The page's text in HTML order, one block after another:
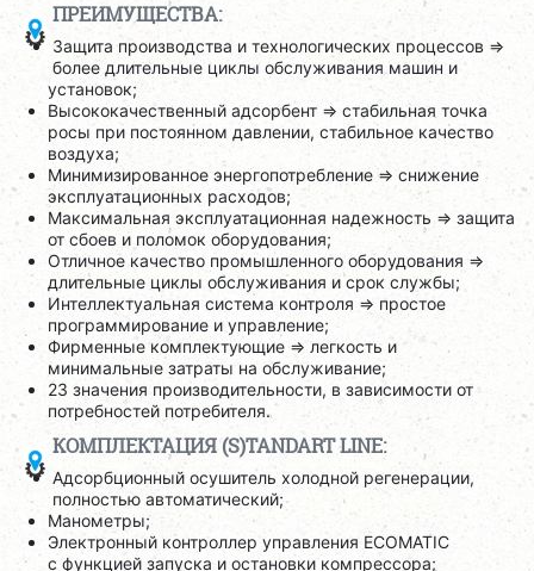
ПРЕИМУЩЕСТВА:
Защита производства и технологических процессов =>
более длительные циклы обслуживания машин и
установок;
Высококачественный адсорбент => стабильная точка
росы при постоянном давлении, стабильное качество
воздуха;
Минимизированное энергопотребление => снижение
эксплуатационных расходов;
Максимальная эксплуатационная надежность => защита
от сбоев и поломок оборудования;
Отличное качество промышленного оборудования =>
длительные циклы обслуживания и срок службы;
Интеллектуальная система контроля => простое
программирование и управление;
Фирменные комплектующие => легкость и
минимальные затраты на обслуживание;
23 значения производительности, в зависимости от
потребностей потребителя.
КОМПЛЕКТАЦИЯ (S)TANDART LINE:
Адсорбционный осушитель холодной регенерации,
полностью автоматический;
Манометры;
Электронный контроллер управления ECOMATIC
с функцией запуска и остановки компрессора;